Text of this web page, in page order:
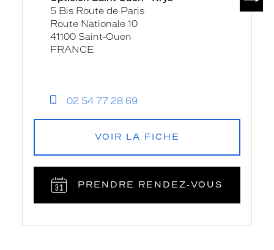
5 Bis Route de Paris
Route Nationale 10
41100 Saint-Ouen
FRANCE
02 54 77 28 69
VOIR LA FICHE
PRENDRE RENDEZ‑VOUS